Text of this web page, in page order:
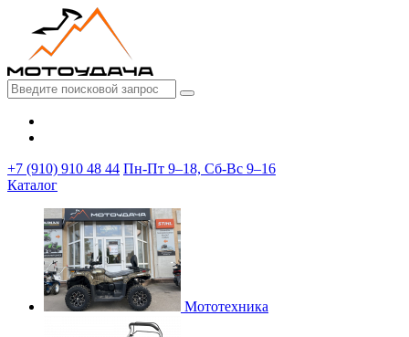
+7 (910) 910 48 44 Пн-Пт 9–18, Сб-Вс 9–16
Каталог
Мототехника